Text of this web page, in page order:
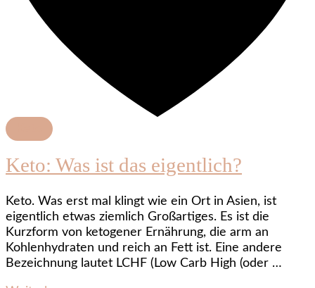
Keto: Was ist das eigentlich?
Keto. Was erst mal klingt wie ein Ort in Asien, ist
eigentlich etwas ziemlich Großartiges. Es ist die
Kurzform von ketogener Ernährung, die arm an
Kohlenhydraten und reich an Fett ist. Eine andere
Bezeichnung lautet LCHF (Low Carb High (oder …